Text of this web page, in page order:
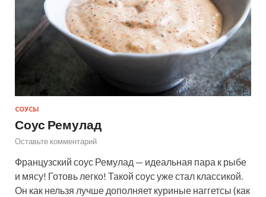
СОУСЫ
Соус Ремулад
Оставьте комментарий
Французский соус Ремулад — идеальная пара к рыбе
и мясу! Готовь легко! Такой соус уже стал классикой.
Он как нельзя лучше дополняет куриные наггетсы (как